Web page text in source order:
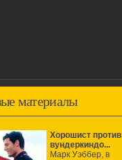
ые
материалы
Хорошист против
вундеркиндо...
Марк Уэббер, в